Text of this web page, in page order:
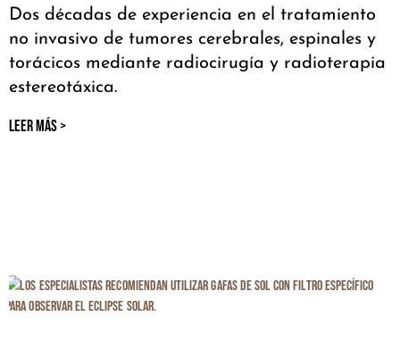
Dos décadas de experiencia en el tratamiento
no invasivo de tumores cerebrales, espinales y
torácicos mediante radiocirugía y radioterapia
estereotáxica.
LEER MÁS >